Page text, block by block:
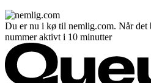
Du er nu i kø til nemlig.com. Når det
nummer aktivt i 10 minutter